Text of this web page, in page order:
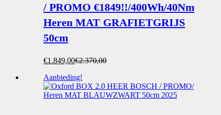
/ PROMO €1849!!/400Wh/40Nm
Heren MAT GRAFIETGRIJS
50cm
Oorspronkelijke
was:
€2.370,00.
€1.849,00Huidige
is:
€1.849,00.
€2.370,00
Aanbieding!